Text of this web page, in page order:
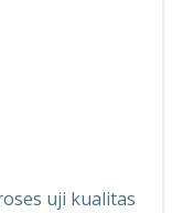
uji kualitas